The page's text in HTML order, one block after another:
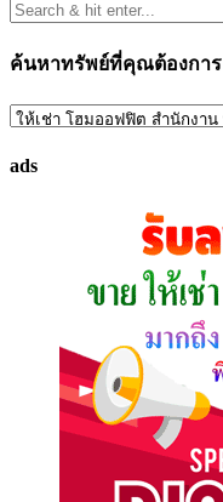
ค้นหาทรัพย์ที่คุณต้องการ
ค้นหา
ที่
ads